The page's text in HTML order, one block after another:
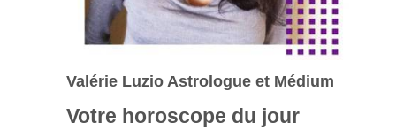
Valérie Luzio Astrologue et Médium
Votre horoscope du jour